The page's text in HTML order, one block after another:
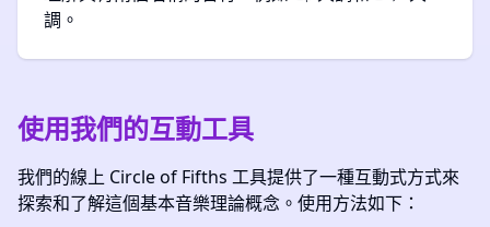
調。
使用我們的互動工具
我們的線上 Circle of Fifths 工具提供了一種互動式方式來
探索和了解這個基本音樂理論概念。使用方法如下：